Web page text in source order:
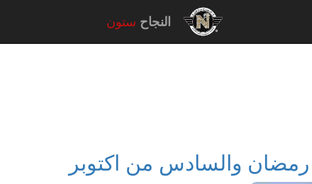
النجاح ستون
رمضان والسادس من اكتوبر